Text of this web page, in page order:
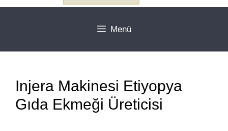
Menü
Injera Makinesi Etiyopya
Gıda Ekmeği Üreticisi